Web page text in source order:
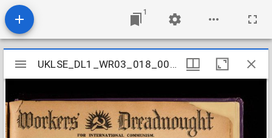
1
Mirador
viewer
UKLSE_DL1_WR03_018_005_0007
UKLSE_DL1_WR03_018_005_0007